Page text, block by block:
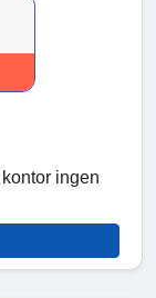
ingen